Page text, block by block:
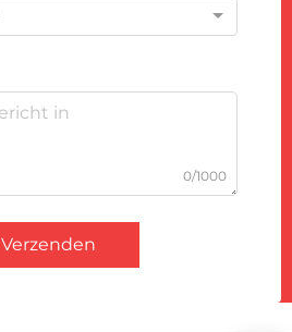
0/1000
Verzenden